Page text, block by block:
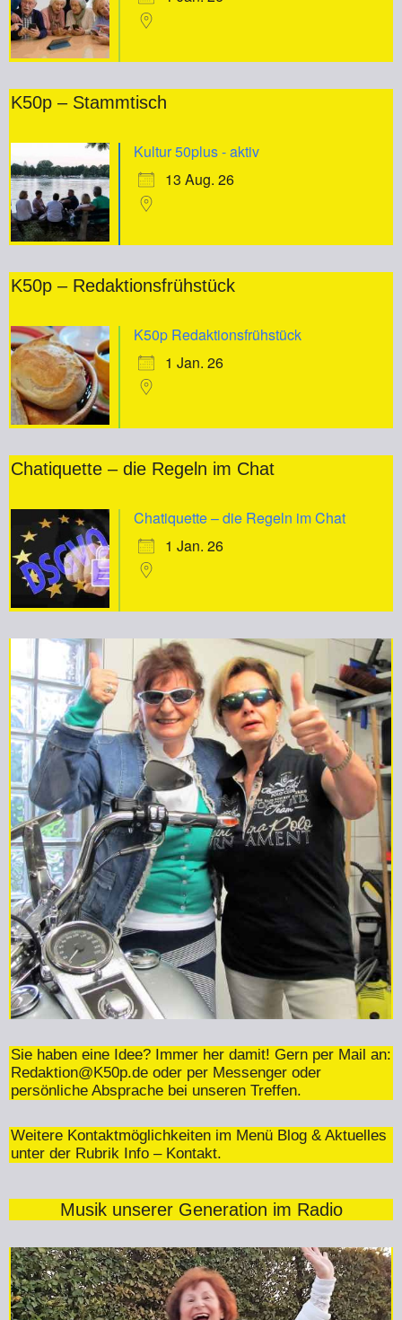
K50p – Stammtisch
Kultur 50plus - aktiv
13 Aug. 26
K50p – Redaktionsfrühstück
K50p Redaktionsfrühstück
1 Jan. 26
Chatiquette – die Regeln im Chat
Chatiquette – die Regeln im Chat
1 Jan. 26
Sie haben eine Idee? Immer her damit! Gern per Mail an:
Redaktion@K50p.de oder per Messenger oder
persönliche Absprache bei unseren Treffen.
Weitere Kontaktmöglichkeiten im Menü Blog & Aktuelles
unter der Rubrik Info – Kontakt.
Musik unserer Generation im Radio